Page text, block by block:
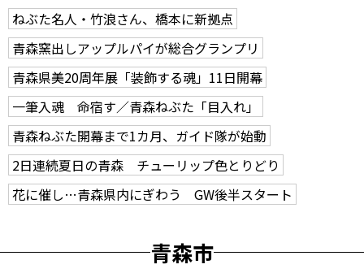
ねぶた名人・竹浪さん、橋本に新拠点
青森窯出しアップルパイが総合グランプリ
青森県美20周年展「装飾する魂」11日開幕
一筆入魂 命宿す／青森ねぶた「目入れ」
青森ねぶた開幕まで1カ月、ガイド隊が始動
2日連続夏日の青森 チューリップ色とりどり
花に催し…青森県内にぎわう GW後半スタート
青森市